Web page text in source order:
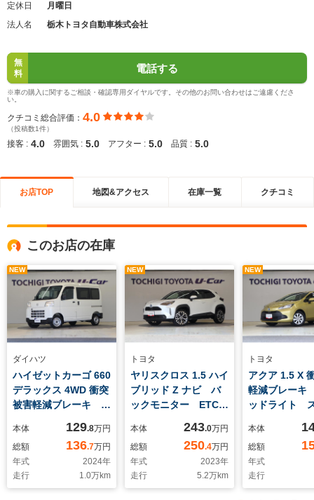
定休日
月曜日
法人名
栃木トヨタ自動車株式会社
無
料
電話する
※車の購入に関するご相談・確認専用ダイヤルです。その他のお問い合わせはご遠慮くださ
い。
クチコミ総合評価： 4.0
（投稿数1件）
接客 : 4.0 雰囲気 : 5.0 アフター : 5.0 品質 : 5.0
お店TOP 地図&アクセス 在庫一覧 クチコミ
このお店の在庫
NEW
ダイハツ
ハイゼットカーゴ 660
デラックス 4WD 衝突
被害軽減ブレーキ キ
本体 129.8万円
総額
136.7万円
年式
2024年
走行
1.0万km
NEW
トヨタ
ヤリスクロス 1.5 ハイ
ブリッド Z ナビ バ
ックモニター ETC
キ スマートキー
LEDヘッドライト パ
ワーバックドア
本体 243.0万円
総額
250.4万円
年式
2023年
走行
5.2万km
NEW
トヨタ
アクア 1.5 X
軽減ブレー
ッドライト
全周囲カメ
本体
総額
年式
走行